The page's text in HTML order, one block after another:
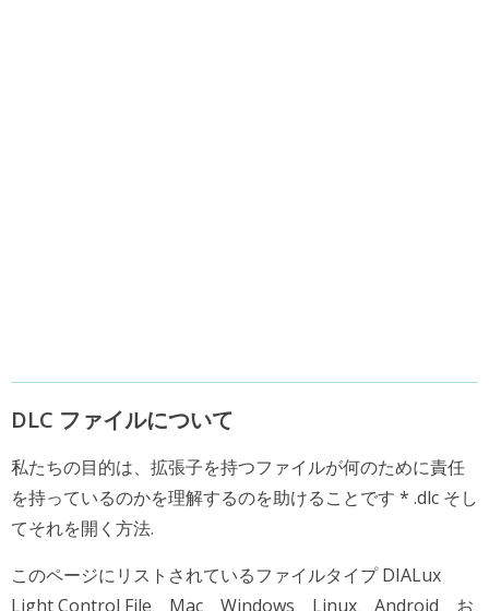
DLC ファイルについて
私たちの目的は、拡張子を持つファイルが何のために責任
を持っているのかを理解するのを助けることです * .dlc そし
てそれを開く方法.
このページにリストされているファイルタイプ DIALux
Light Control File、Mac、Windows、Linux、Android、お